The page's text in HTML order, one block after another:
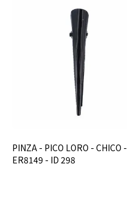
PINZA - PICO LORO - CHICO -
ER8149 - ID 298